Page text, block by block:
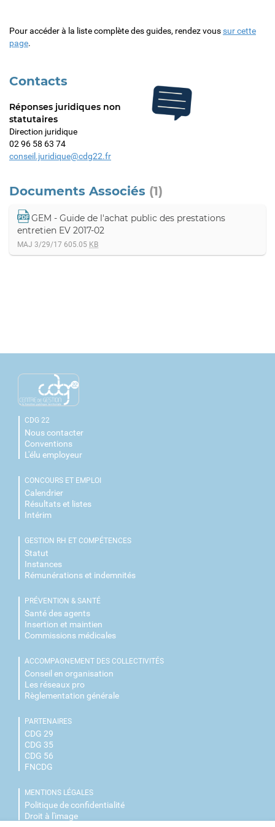
Pour accéder à la liste complète des guides, rendez voussur cette
page.
Contacts
Réponses juridiques non
statutaires
Direction juridique
02 96 58 63 74
conseil.juridique@cdg22.fr
Documents Associés (1)
GEM - Guide de l'achat public des prestations
entretien EV 2017-02
MAJ 3/29/17 605.05 KB
CDG 22
Nous contacter
Conventions
L'élu employeur
CONCOURS ET EMPLOI
Calendrier
Résultats et listes
Intérim
GESTION RH ET COMPÉTENCES
Statut
Instances
Rémunérations et indemnités
PRÉVENTION & SANTÉ
Santé des agents
Insertion et maintien
Commissions médicales
ACCOMPAGNEMENT DES COLLECTIVITÉS
Conseil en organisation
Les réseaux pro
Règlementation générale
PARTENAIRES
CDG 29
CDG 35
CDG 56
FNCDG
MENTIONS LÉGALES
Politique de confidentialité
Droit à l'image